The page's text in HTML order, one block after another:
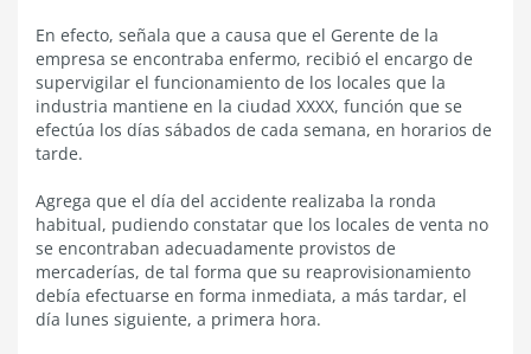
En efecto, señala que a causa que el Gerente de la
empresa se encontraba enfermo, recibió el encargo de
supervigilar el funcionamiento de los locales que la
industria mantiene en la ciudad XXXX, función que se
efectúa los días sábados de cada semana, en horarios de
tarde.
Agrega que el día del accidente realizaba la ronda
habitual, pudiendo constatar que los locales de venta no
se encontraban adecuadamente provistos de
mercaderías, de tal forma que su reaprovisionamiento
debía efectuarse en forma inmediata, a más tardar, el
día lunes siguiente, a primera hora.